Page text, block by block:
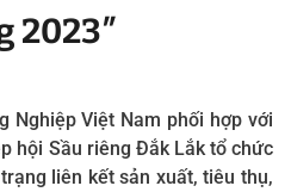
2023″
Nghiệp Việt Nam phối hợp với
hội Sầu riêng Đắk Lắk tổ chức
liên kết sản xuất, tiêu thụ,